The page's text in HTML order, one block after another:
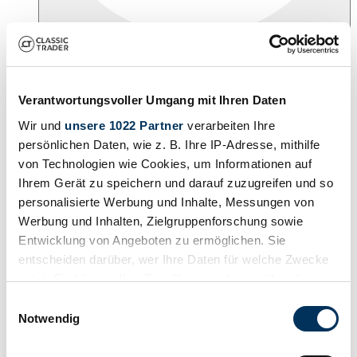
Verantwortungsvoller Umgang mit Ihren Daten
Wir und unsere 1022 Partner verarbeiten Ihre
persönlichen Daten, wie z. B. Ihre IP-Adresse, mithilfe
von Technologien wie Cookies, um Informationen auf
Ihrem Gerät zu speichern und darauf zuzugreifen und so
personalisierte Werbung und Inhalte, Messungen von
Werbung und Inhalten, Zielgruppenforschung sowie
Entwicklung von Angeboten zu ermöglichen. Sie
entscheiden darüber, wer Ihre Daten für welche Zwecke
nutzt. Sie können Ihre Einwilligung jederzeit über die
Trigger Symbol ändern oder widerrufen
Notwendig
Oldtimer- & Youngtimer-Gutachten jetzt online buchen
Suche anpassen
Marke Cadillac
ModellreiheEldorado
Baureihe 4th generation
Suchauftrag einrichten
< Zurück |
Cadillac